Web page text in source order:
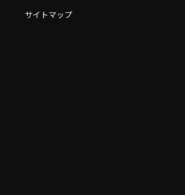
サイトマップ